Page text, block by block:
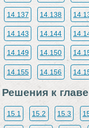
14.137 14.138
14.143 14.144
14.149 14.150
14.155 14.156
Решения к
15.1 15.2 15.3